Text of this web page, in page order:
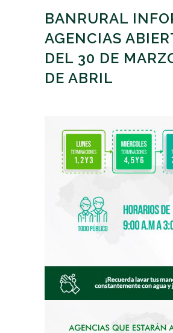
BANRURAL
AGENCIAS
DEL 30 DE
DE ABRIL